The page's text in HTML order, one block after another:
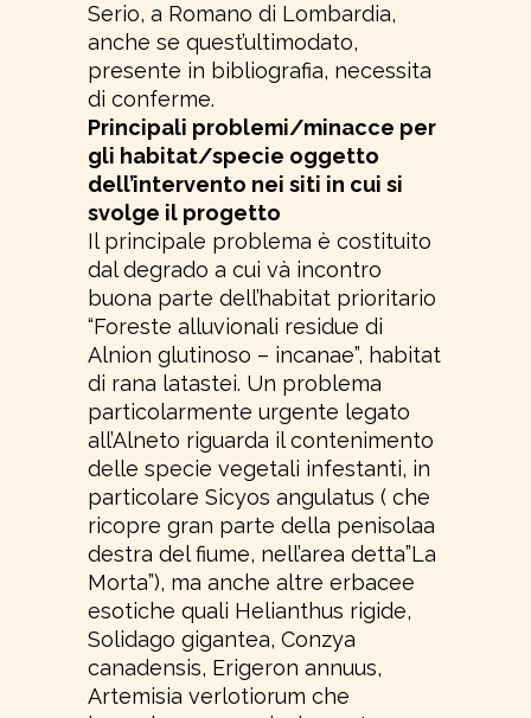
Serio, a Romano di Lombardia,
anche se quest’ultimodato,
presente in bibliografia, necessita
di conferme.
Principali problemi/minacce per
gli habitat/specie oggetto
dell’intervento nei siti in cui si
svolge il progetto
Il principale problema è costituito
dal degrado a cui và incontro
buona parte dell’habitat prioritario
“Foreste alluvionali residue di
Alnion glutinoso – incanae”, habitat
di rana latastei. Un problema
particolarmente urgente legato
all’Alneto riguarda il contenimento
delle specie vegetali infestanti, in
particolare Sicyos angulatus ( che
ricopre gran parte della penisolaa
destra del fiume, nell’area detta”La
Morta”), ma anche altre erbacee
esotiche quali Helianthus rigide,
Solidago gigantea, Conzya
canadensis, Erigeron annuus,
Artemisia verlotiorum che